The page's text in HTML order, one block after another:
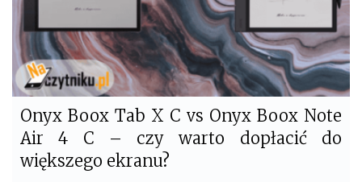
Onyx Boox Tab X C vs Onyx Boox Note
Air 4 C – czy warto dopłacić do
większego ekranu?